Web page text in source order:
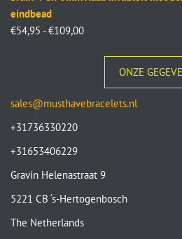
eindbead
€54,95 - €109,00
ONZE
sales@musthavebracelets.nl
+31736330220
+31653406229
Gravin Helenastraat 9
5221 CB ‘s-Hertogenbosch
The Netherlands